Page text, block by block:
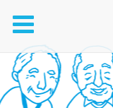
Toggle
navigation